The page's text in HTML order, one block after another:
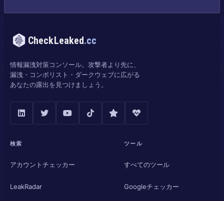
CheckLeaked.cc
情報漏洩対策コンソール。攻撃者より先に、
漏洩・コンボリスト・ダークウェブに広がる
あなたの露出を見つけましょう。
検索
アカウントチェッカー
LeakRadar
ツール
すべてのツール
Googleチェッカー